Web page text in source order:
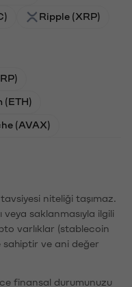
Ripple (XRP)
(ETH)
(AVAX)
niteliği taşımaz.
veya saklanmasıyla ilgili
varlıklar (stablecoin
sahiptir ve ani değer
finansal durumunuzu